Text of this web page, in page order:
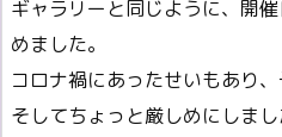
ギャラリーと同じように、開
めました。
コロナ禍にあったせいもあり
そしてちょっと厳しめにしまし